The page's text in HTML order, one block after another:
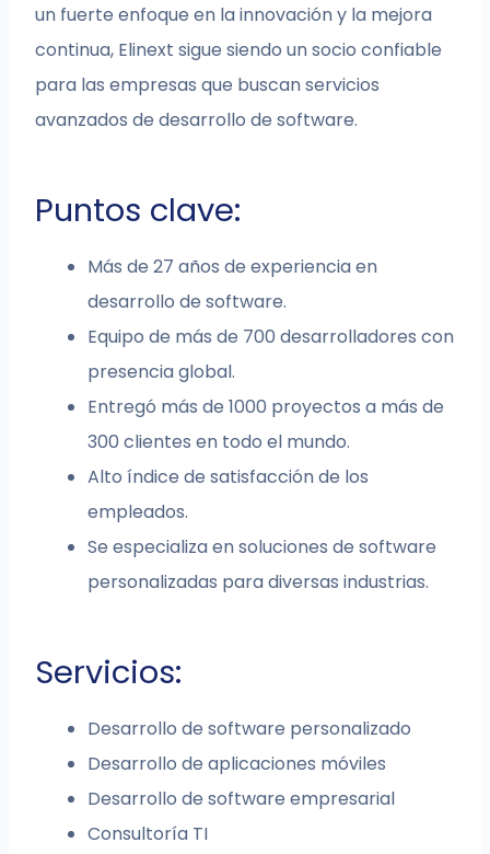
un fuerte enfoque en la innovación y la mejora
continua, Elinext sigue siendo un socio confiable
para las empresas que buscan servicios
avanzados de desarrollo de software.
Puntos clave:
Más de 27 años de experiencia en
desarrollo de software.
Equipo de más de 700 desarrolladores con
presencia global.
Entregó más de 1000 proyectos a más de
300 clientes en todo el mundo.
Alto índice de satisfacción de los
empleados.
Se especializa en soluciones de software
personalizadas para diversas industrias.
Servicios:
Desarrollo de software personalizado
Desarrollo de aplicaciones móviles
Desarrollo de software empresarial
Consultoría TI